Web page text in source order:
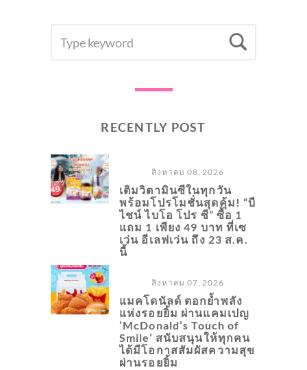
FOR:
RECENTLY POST
สิงหาคม 08, 2026
เติมวิตามินซีในทุกวัน
พร้อมโปรโมชั่นสุดคุ้ม! “บี
ไชน์ ไบโอ โปร ซี” ซื้อ 1
แถม 1 เพียง 49 บาท ที่เซ
เว่น อีเลฟเว่น ถึง 23 ส.ค.
นี้
สิงหาคม 07, 2026
แมคโดนัลด์ ตอกย้ำพลัง
แห่งรอยยิ้ม ผ่านแคมเปญ
‘McDonald’s Touch of
Smile’ สนับสนุนให้ทุกคน
ได้มีโอกาสสัมผัสความสุข
ผ่านรอยยิ้ม